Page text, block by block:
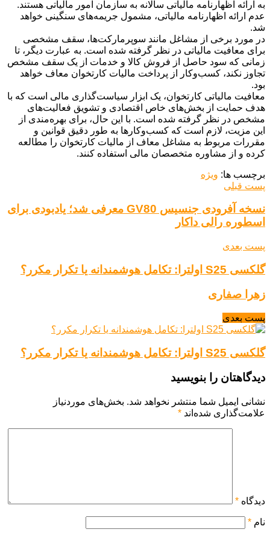
به ارائه اظهارنامه مالیاتی سالانه به سازمان امور مالیاتی هستند.
عدم ارائه اظهارنامه مالیاتی، مشمول جریمه‌های سنگینی خواهد
شد.
در مورد برخی از مشاغل مانند سوپرمارکت‌ها، سقف مشخصی
برای معافیت مالیاتی در نظر گرفته شده است. به عبارت دیگر، تا
زمانی که سود حاصل از فروش کالا و خدمات از یک سقف مشخص
تجاوز نکند، کسب‌وکار از پرداخت مالیات کارتخوان معاف خواهد
بود.
معافیت مالیاتی کارتخوان، یک ابزار سیاست‌گذاری مالی است که با
هدف حمایت از بخش‌های خاص اقتصادی و تشویق فعالیت‌های
مشخص در نظر گرفته شده است. با این حال، برای بهره‌مندی از
این مزیت، لازم است که کسب‌وکارها به طور دقیق قوانین و
مقررات مربوط به مشاغل معاف از مالیات کارتخوان را مطالعه
کرده و از مشاوره متخصصان مالی استفاده کنند.
برچسب ها: ویژه
پست قبلی
نسخه آفرودی جنسیس GV80 معرفی شد؛ یادبودی برای
اسطوره رالی داکار
پست بعدی
گلکسی S25 اولترا: تکامل هوشمندانه یا تکرار مکرر؟
زهرا صفاری
پست بعدی
گلکسی S25 اولترا: تکامل هوشمندانه یا تکرار مکرر؟
دیدگاهتان را بنویسید
نشانی ایمیل شما منتشر نخواهد شد. بخش‌های موردنیاز
علامت‌گذاری شده‌اند *
دیدگاه *
نام *